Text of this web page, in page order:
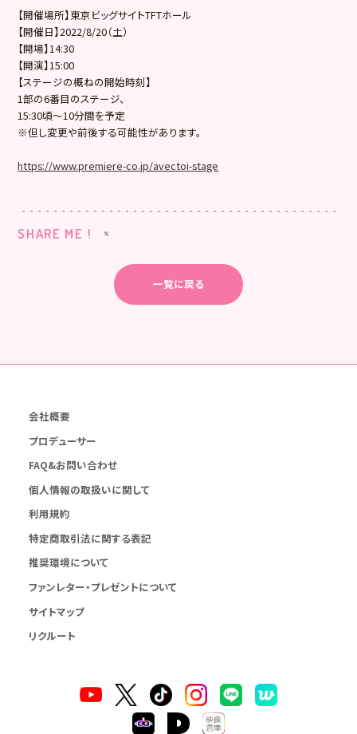
【開催場所】東京ビッグサイトTFTホール
【開催日】2022/8/20（土）
【開場】14:30
【開演】15:00
【ステージの概ねの開始時刻】
1部の6番目のステージ、
15:30頃〜10分間を予定
​※但し変更や前後する可能性があります。
https://www.premiere-co.jp/avectoi-stage
SHARE ME !
一覧に戻る
会社概要
プロデューサー
FAQ&お問い合わせ
個人情報の取扱いに関して
利用規約
特定商取引法に関する表記
推奨環境について
ファンレター・プレゼントについて
サイトマップ
リクルート